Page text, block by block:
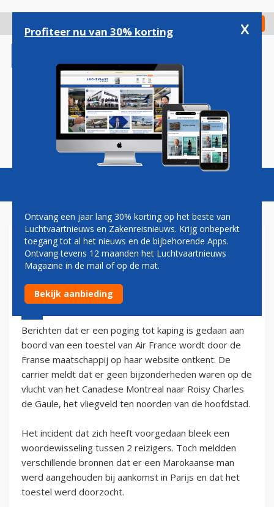
gaan
Check in
Magazine Podcasts Vacatures
AIR FRANCE ONTKENT
POGING TOT KAPING
24 november 2002 - 1:00
Berichten dat er een poging tot kaping is gedaan aan
boord van een toestel van Air France wordt door de
Franse maatschappij op haar website ontkent. De
carrier meldt dat er geen bijzonderheden waren op de
vlucht van het Canadese Montreal naar Roisy Charles
de Gaule, het vliegveld ten noorden van de hoofdstad.
Het incident dat zich heeft voorgedaan bleek een
woordewisseling tussen 2 reizigers. Toch meldden
verschillende bronnen dat er een Marokaanse man
werd aangehouden bij aankomst in Parijs en dat het
toestel werd doorzocht.
Profiteer nu van 30% korting x
Ontvang een jaar lang 30% korting op het beste van
Luchtvaartnieuws en Zakenreisnieuws. Krijg onbeperkt
toegang tot al het nieuws en de bijbehorende Apps.
Ontvang tevens 12 maanden het Luchtvaartnieuws
Magazine in de mail of op de mat.
Bekijk aanbieding